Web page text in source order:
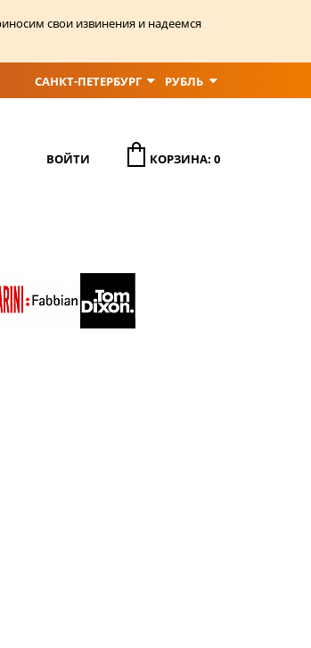
свои извинения и надеемся
САНКТ-ПЕТЕРБУРГ РУБЛЬ
ВОЙТИ КОРЗИНА: 0